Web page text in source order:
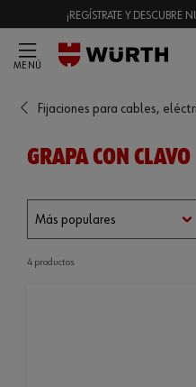
¡REGÍSTRATE Y DESCUBRE
MENÚ
Fijaciones para cables,
GRAPA CON CLAVO
4 productos